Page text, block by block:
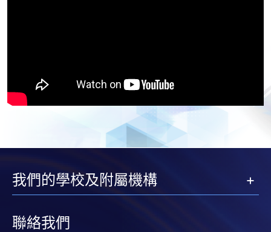
我們的學校及附屬機構
聯絡我們